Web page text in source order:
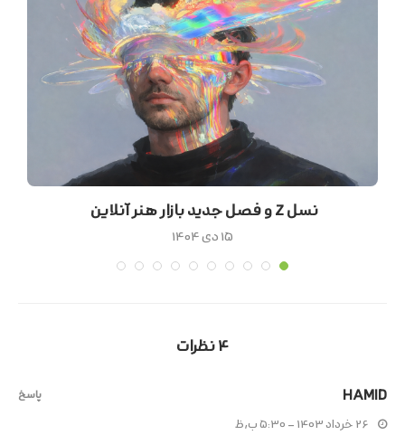
نسل Z و فصل جدید بازار هنر آنلاین
۱۵ دی ۱۴۰۴
۴ نظرات
HAMID
۲۶ خرداد ۱۴۰۳ - ۵:۳۰ ب٫ظ
پاسخ